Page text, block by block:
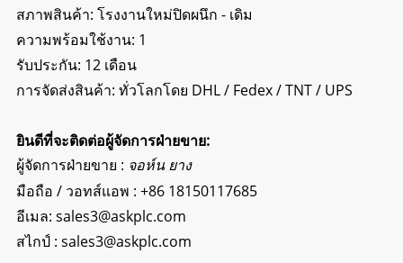
สภาพสินค้า: โรงงานใหม่ปิดผนึก - เดิม
ความพร้อมใช้งาน: 1
รับประกัน: 12 เดือน
การจัดส่งสินค้า: ทั่วโลกโดย DHL / Fedex / TNT / UPS
ยินดีที่จะติดต่อผู้จัดการฝ่ายขาย:
ผู้จัดการฝ่ายขาย : จอห์น ยาง
มือถือ / วอทส์แอพ : +86 18150117685
อีเมล: sales3@askplc.com
สไกป์ : sales3@askplc.com